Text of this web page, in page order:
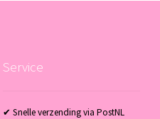
Service
✔ Snelle verzending via PostNL